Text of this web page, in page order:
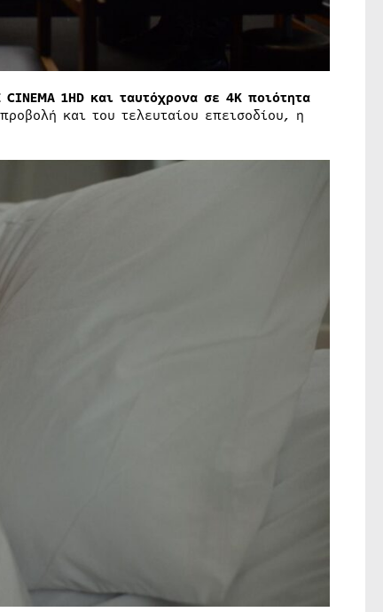
1HD και ταυτόχρονα σε 4Κ ποιότητα
και του τελευταίου επεισοδίου, η